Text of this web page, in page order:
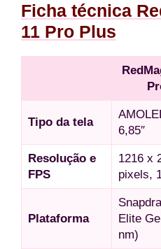
Ficha técnica
11 Pro Plus
Tipo da tela
6,85″
Resolução e
FPS
1216 x
pixels,
Plataforma
Elite
nm)